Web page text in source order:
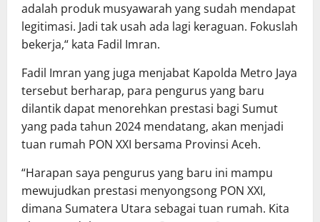
adalah produk musyawarah yang sudah mendapat
legitimasi. Jadi tak usah ada lagi keraguan. Fokuslah
bekerja,“ kata Fadil Imran.
Fadil Imran yang juga menjabat Kapolda Metro Jaya
tersebut berharap, para pengurus yang baru
dilantik dapat menorehkan prestasi bagi Sumut
yang pada tahun 2024 mendatang, akan menjadi
tuan rumah PON XXI bersama Provinsi Aceh.
“Harapan saya pengurus yang baru ini mampu
mewujudkan prestasi menyongsong PON XXI,
dimana Sumatera Utara sebagai tuan rumah. Kita